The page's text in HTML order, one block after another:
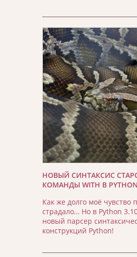
НОВЫЙ СИНТАКСИС
КОМАНДЫ WITH В
Как же долго моё чувство
страдало… Но в Python
новый парсер
конструкций Python!